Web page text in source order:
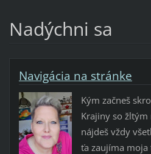
Nadýchni sa
Navigácia na stránke
Kým začneš
Krajiny so
nájdeš vždy
ťa zaujíma